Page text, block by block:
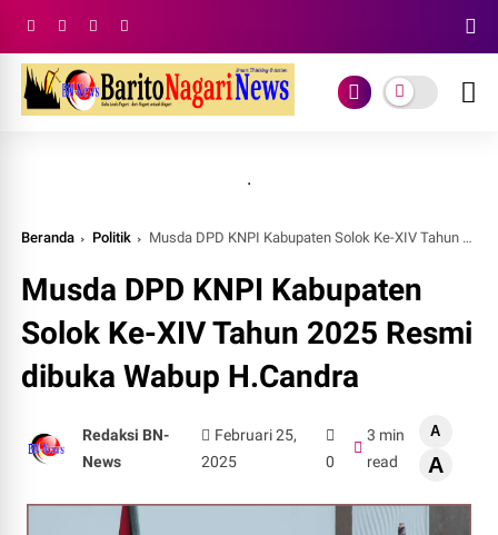
.
Beranda Politik Musda DPD KNPI Kabupaten Solok Ke-XIV Tahun 2025 Resmi dibuka Wabup H.Candra
Musda DPD KNPI Kabupaten
Solok Ke-XIV Tahun 2025 Resmi
dibuka Wabup H.Candra
Redaksi BN-
News
Februari 25,
2025
0
3 min
read
A
A